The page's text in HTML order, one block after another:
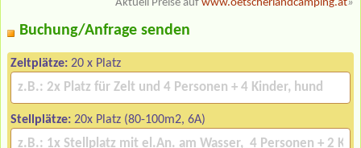
Aktuell Preise auf www.oetscherlandcamping.at»
Buchung/Anfrage senden
Zeltplätze: 20 x Platz
Stellplätze: 20x Platz (80-100m2, 6A)